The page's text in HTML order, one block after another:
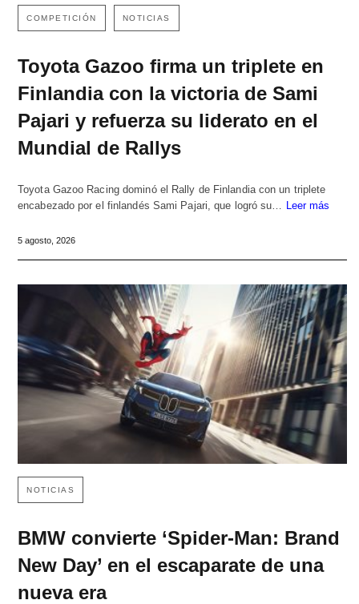
COMPETICIÓN NOTICIAS
Toyota Gazoo firma un triplete en
Finlandia con la victoria de Sami
Pajari y refuerza su liderato en el
Mundial de Rallys
Toyota Gazoo Racing dominó el Rally de Finlandia con un triplete
encabezado por el finlandés Sami Pajari, que logró su… Leer más
5 agosto, 2026
NOTICIAS
BMW convierte ‘Spider-Man: Brand
New Day’ en el escaparate de una
nueva era